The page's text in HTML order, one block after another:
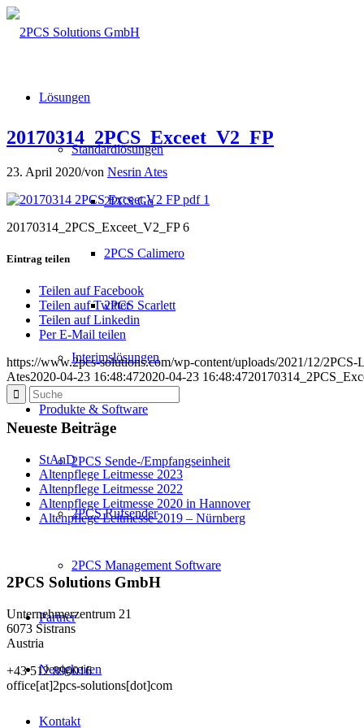
Lösungen
Standardlösungen
2PCS Go
2PCS Calimero
2PCS Scarlett
Interimslösungen
Produkte & Software
2PCS Sende-/Empfangseinheit
2PCS Rufsender
2PCS Management Software
Partner
Neuigkeiten
Kontakt
20170314_2PCS_Exceet_V2_FP
23. April 2020/von Nesrin Ates
20170314_2PCS_Exceet_V2_FP 6
Eintrag teilen
Teilen auf Facebook
Teilen auf Twitter
Teilen auf Linkedin
Per E-Mail teilen
https://www.2pcs-solutions.com/wp-content/uploads/2021/12/2PCS-
Ates2020-04-23 16:48:472020-04-23 16:48:47
Neueste Beiträge
StAnD
Altenpflege Leitmesse 2023
Altenpflege Leitmesse 2022
Altenpflege Leitmesse 2020 in Hannover
Altenpflege Leitmesse 2019 – Nürnberg
2PCS Solutions GmbH
Unternehmerzentrum 21
6073 Sistrans
Austria
+43 512 890016
office[at]2pcs-solutions[dot]com